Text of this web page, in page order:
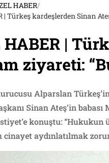
HABER/
| Türkeş kardeşlerden Sinan
HABER |
ziyareti:
Alparslan
Sinan Ateş’in
konuştu:
cinayet aydınlatılmak